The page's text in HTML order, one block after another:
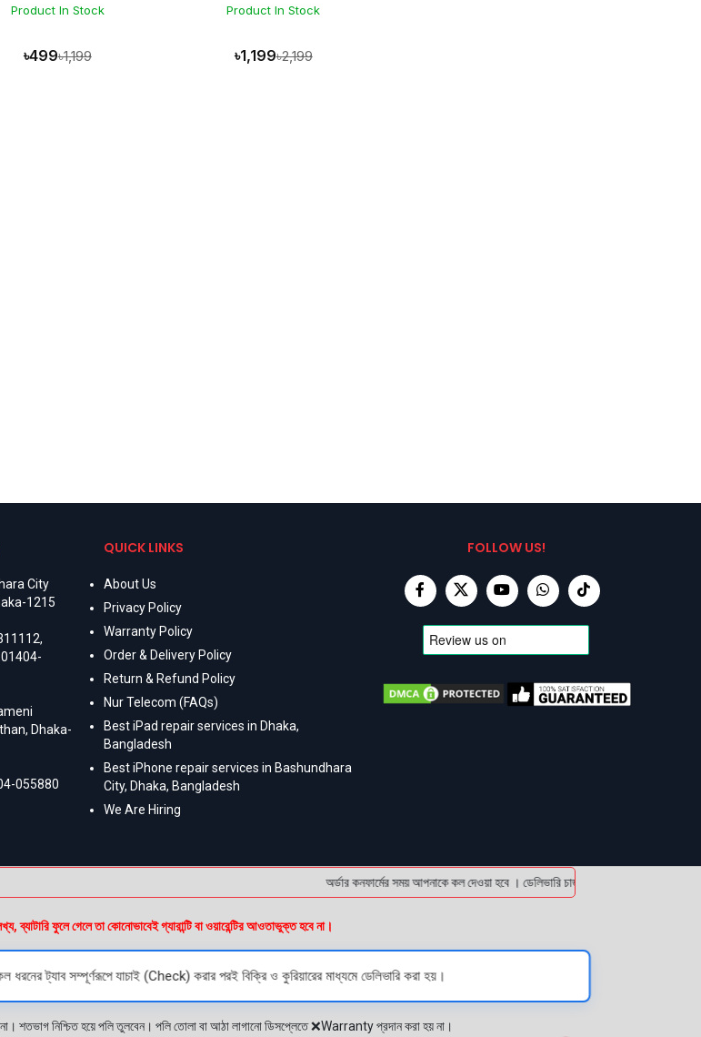
Product In Stock
৳499৳1,199
Product In Stock
৳1,199৳2,199
City
1215
,
01404-
Dhaka-
055880
QUICK LINKS
About Us
Privacy Policy
Warranty Policy
Order & Delivery Policy
Return & Refund Policy
Nur Telecom (FAQs)
Best iPad repair services in Dhaka,
Bangladesh
Best iPhone repair services in Bashundhara
City, Dhaka, Bangladesh
We Are Hiring
FOLLOW US!
অর্ডার কনফার্মের সময় আপনাকে কল দেওয়া হবে । ডেলিভারি চার্জটা অগ্রিম (bKash/
ফুলে গেলে তা কোনোভাবেই গ্যারান্টি বা ওয়ারেন্টির আওতাভুক্ত হবে না।
ট্যাব সম্পূর্ণরূপে যাচাই (Check) করার পরই বিক্রি ও কুরিয়ারের মাধ্যমে ডেলিভারি করা হয়।
শতভাগ নিশ্চিত হয়ে পলি তুলবেন। পলি তোলা বা আঠা লাগানো ডিসপ্লেতে ❌Warranty প্রদান করা হয় না।